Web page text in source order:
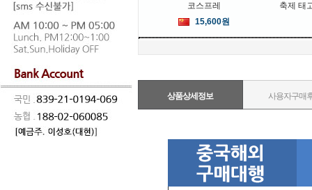
코스프레
15,600원
축제 태
상품상세정보 사용자구매